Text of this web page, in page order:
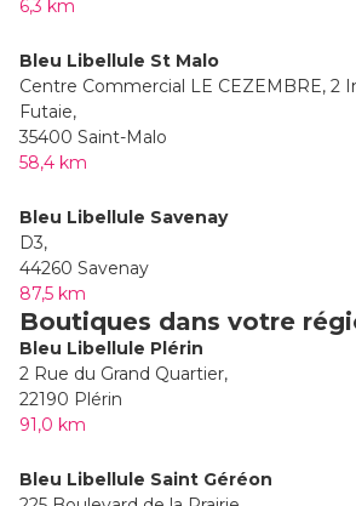
6,3 km
Bleu Libellule St Malo
Centre Commercial LE CEZEMBRE, 2
Futaie,
35400 Saint-Malo
58,4 km
Bleu Libellule Savenay
D3,
44260 Savenay
87,5 km
Boutiques dans votre
Bleu Libellule Plérin
2 Rue du Grand Quartier,
22190 Plérin
91,0 km
Bleu Libellule Saint Géréon